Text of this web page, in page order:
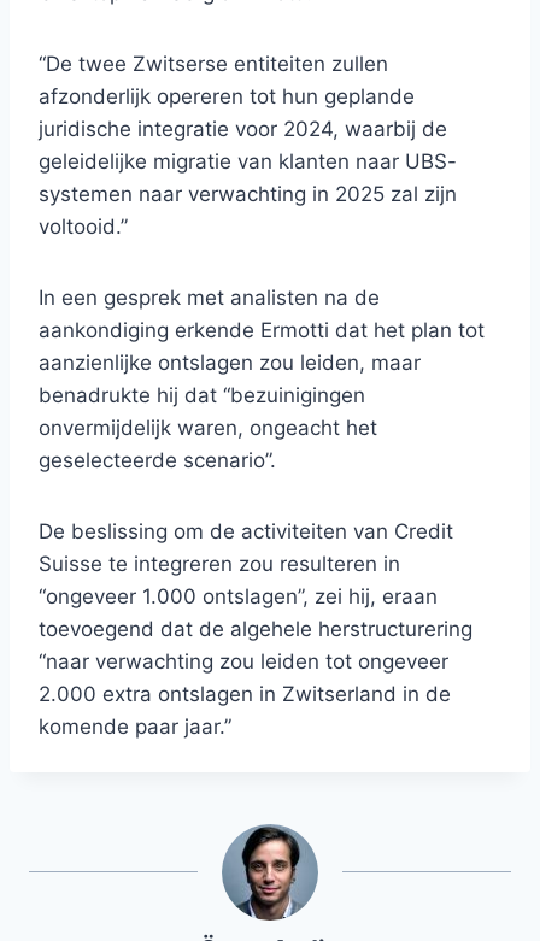
“De twee Zwitserse entiteiten zullen
afzonderlijk opereren tot hun geplande
juridische integratie voor 2024, waarbij de
geleidelijke migratie van klanten naar UBS-
systemen naar verwachting in 2025 zal zijn
voltooid.”
In een gesprek met analisten na de
aankondiging erkende Ermotti dat het plan tot
aanzienlijke ontslagen zou leiden, maar
benadrukte hij dat “bezuinigingen
onvermijdelijk waren, ongeacht het
geselecteerde scenario”.
De beslissing om de activiteiten van Credit
Suisse te integreren zou resulteren in
“ongeveer 1.000 ontslagen”, zei hij, eraan
toevoegend dat de algehele herstructurering
“naar verwachting zou leiden tot ongeveer
2.000 extra ontslagen in Zwitserland in de
komende paar jaar.”